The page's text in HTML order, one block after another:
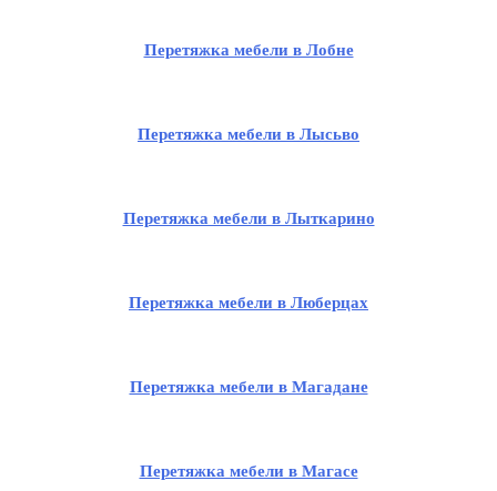
Перетяжка мебели в Лобне
Перетяжка мебели в Лысьво
Перетяжка мебели в Лыткарино
Перетяжка мебели в Люберцах
Перетяжка мебели в Магадане
Перетяжка мебели в Магасе